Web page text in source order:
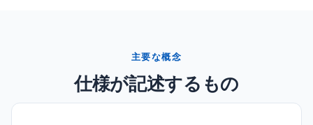
主要な概念
仕様が記述するもの